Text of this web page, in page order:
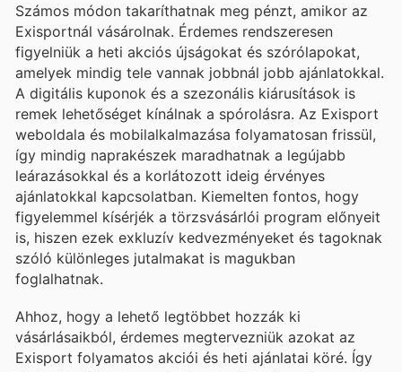
Számos módon takaríthatnak meg pénzt, amikor az
Exisportnál vásárolnak. Érdemes rendszeresen
figyelniük a heti akciós újságokat és szórólapokat,
amelyek mindig tele vannak jobbnál jobb ajánlatokkal.
A digitális kuponok és a szezonális kiárusítások is
remek lehetőséget kínálnak a spórolásra. Az Exisport
weboldala és mobilalkalmazása folyamatosan frissül,
így mindig naprakészek maradhatnak a legújabb
leárazásokkal és a korlátozott ideig érvényes
ajánlatokkal kapcsolatban. Kiemelten fontos, hogy
figyelemmel kísérjék a törzsvásárlói program előnyeit
is, hiszen ezek exkluzív kedvezményeket és tagoknak
szóló különleges jutalmakat is magukban
foglalhatnak.
Ahhoz, hogy a lehető legtöbbet hozzák ki
vásárlásaikból, érdemes megtervezniük azokat az
Exisport folyamatos akciói és heti ajánlatai köré. Így